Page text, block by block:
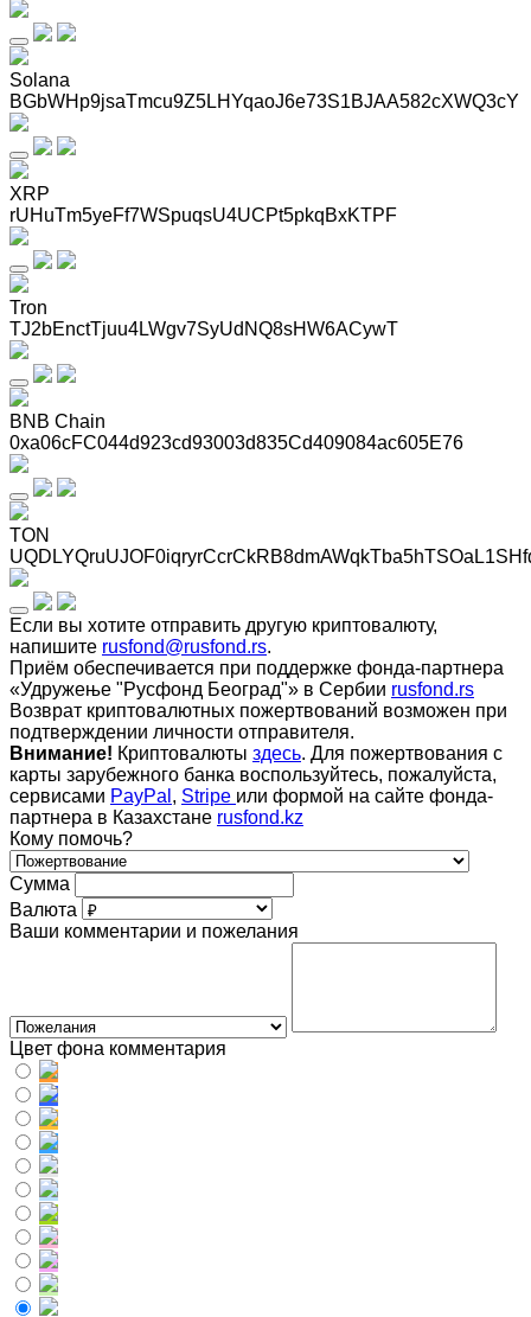
Solana
BGbWHp9jsaTmcu9Z5LHYqaoJ6e73S1BJAA582cXWQ3cY
XRP
rUHuTm5yeFf7WSpuqsU4UCPt5pkqBxKTPF
Tron
TJ2bEnctTjuu4LWgv7SyUdNQ8sHW6ACywT
BNB Chain
0xa06cFC044d923cd93003d835Cd409084ac605E76
TON
Если вы хотите отправить другую криптовалюту,
напишите rusfond@rusfond.rs.
Приём обеспечивается при поддержке фонда-партнера
«Удружење "Русфонд Београд"» в Сербии rusfond.rs
Возврат криптовалютных пожертвований возможен при
подтверждении личности отправителя.
Внимание! Криптовалюты здесь. Для пожертвования с
карты зарубежного банка воспользуйтесь, пожалуйста,
сервисами PayPal , Stripe или формой на сайте фонда-
партнера в Казахстане rusfond.kz
Кому помочь?
Сумма
Валюта
Ваши комментарии и пожелания
Цвет фона комментария